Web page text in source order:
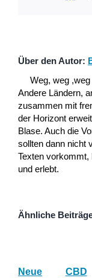
Über den Autor:
Weg, weg
Andere Ländern,
zusammen mit
der Horizont
Blase. Auch die
sollten dann nicht
Texten vorkommt,
und erlebt.
Ähnliche
Neue CBD